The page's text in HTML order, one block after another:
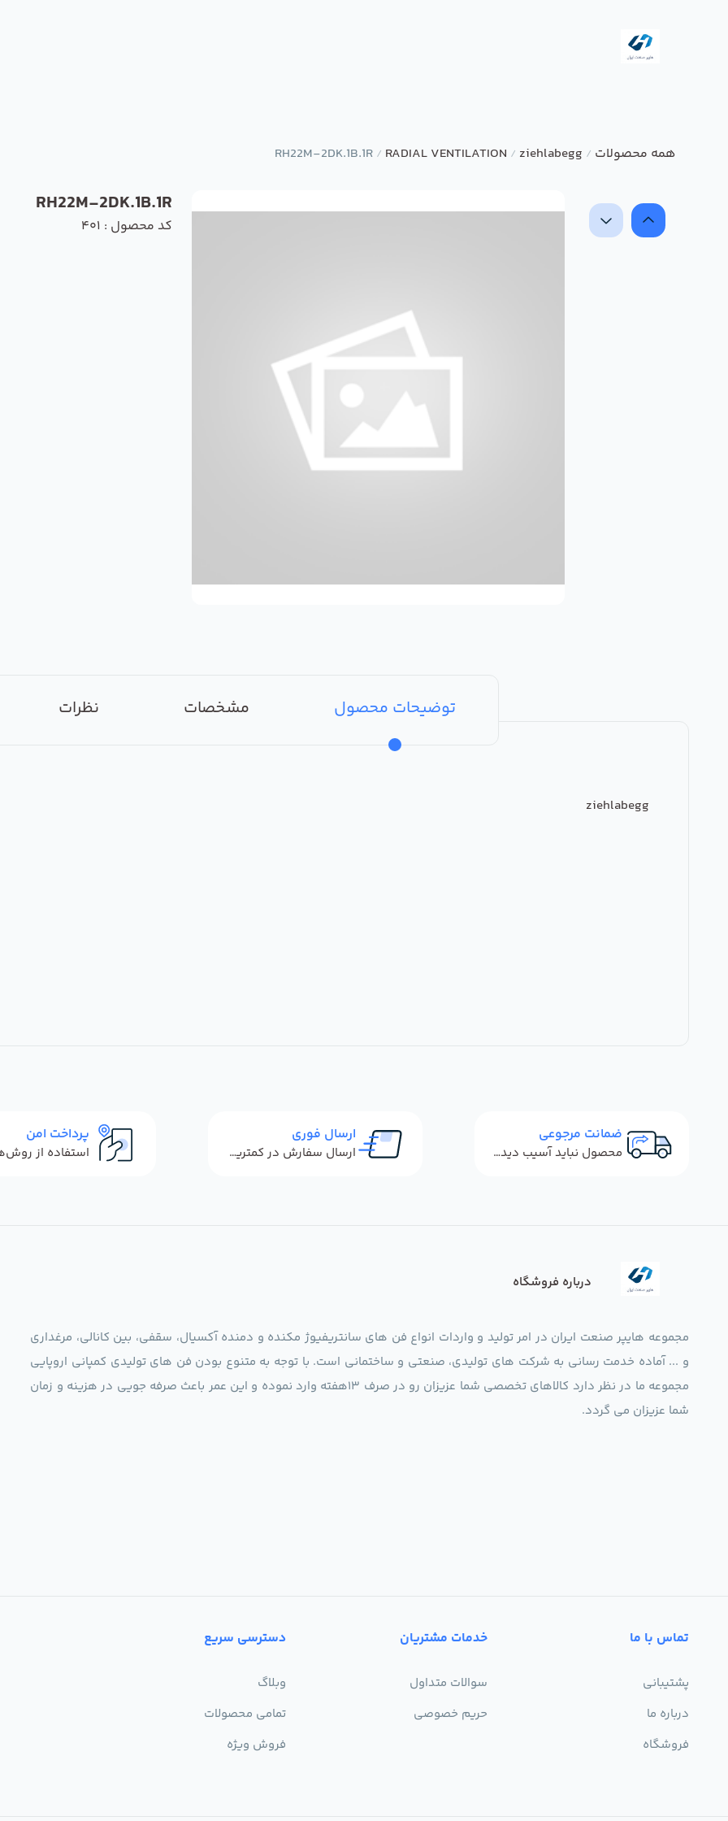
همه محصولات /
ziehlabegg
/
RADIAL VENTILATION
/
RH22M-2DK.1B.1R
RH22M-2DK.1B.1R
کد محصول : 401
توضیحات محصول مشخصات نظرات
ziehlabegg
ضمانت مرجوعی
محصول نباید آسیب دیده باشد
ارسال فوری
ارسال سفارش در کمترین زمان ممکن
پرداخت امن
درباره فروشگاه
مجموعه هایپر صنعت ایران در امر تولید و واردات انواع فن های سانتریفیوژ مکنده و دمنده آکسیال، سقفی، بین کانالی، مرغداری
و ... آماده خدمت رسانی به شرکت های تولیدی، صنعتی و ساختمانی است. با توجه به متنوع بودن فن های تولیدی کمپانی اروپایی
مجموعه ما در نظر دارد کالاهای تخصصی شما عزیزان رو در صرف 13هفته وارد نموده و این عمر باعث صرفه جویی در هزینه و زمان
شما عزیزان می گردد.
تماس با ما
پشتیبانی
درباره ما
فروشگاه
خدمات مشتریان
سوالات متداول
حریم خصوصی
دسترسی سریع
وبلاگ
تمامی محصولات
فروش ویژه